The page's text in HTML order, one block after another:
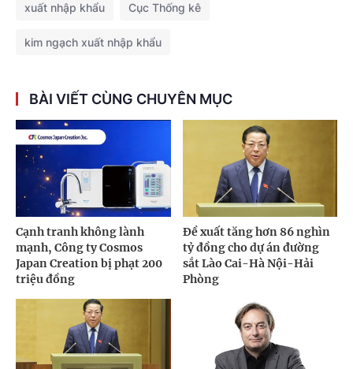
xuất nhập khẩu Cục Thống kê
kim ngạch xuất nhập khẩu
BÀI VIẾT CÙNG CHUYÊN MỤC
Cạnh tranh không lành
mạnh, Công ty Cosmos
Japan Creation bị phạt 200
triệu đồng
Đề xuất tăng hơn 86 nghìn
tỷ đồng cho dự án đường
sắt Lào Cai-Hà Nội-Hải
Phòng